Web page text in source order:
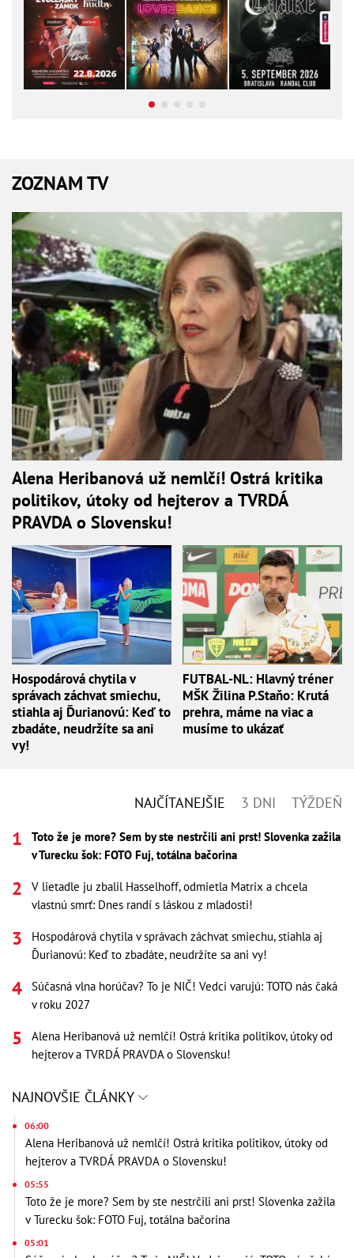
ZOZNAM TV
Alena Heribanová už nemlčí! Ostrá kritika
politikov, útoky od hejterov a TVRDÁ
PRAVDA o Slovensku!
Hospodárová chytila v
správach záchvat smiechu,
stiahla aj Ďurianovú: Keď to
zbadáte, neudržíte sa ani
vy!
FUTBAL-NL: Hlavný tréner
MŠK Žilina P.Staňo: Krutá
prehra, máme na viac a
musíme to ukázať
NAJČÍTANEJŠIE 3 DNI TÝŽDEŇ
Toto že je more? Sem by ste nestrčili ani prst! Slovenka zažila
v Turecku šok: FOTO Fuj, totálna bačorina
V lietadle ju zbalil Hasselhoff, odmietla Matrix a chcela
vlastnú smrť: Dnes randí s láskou z mladosti!
Hospodárová chytila v správach záchvat smiechu, stiahla aj
Ďurianovú: Keď to zbadáte, neudržíte sa ani vy!
Súčasná vlna horúčav? To je NIČ! Vedci varujú: TOTO nás čaká
v roku 2027
Alena Heribanová už nemlčí! Ostrá kritika politikov, útoky od
hejterov a TVRDÁ PRAVDA o Slovensku!
NAJNOVŠIE ČLÁNKY
06:00
Alena Heribanová už nemlčí! Ostrá kritika politikov, útoky od
hejterov a TVRDÁ PRAVDA o Slovensku!
05:55
Toto že je more? Sem by ste nestrčili ani prst! Slovenka zažila
v Turecku šok: FOTO Fuj, totálna bačorina
05:01